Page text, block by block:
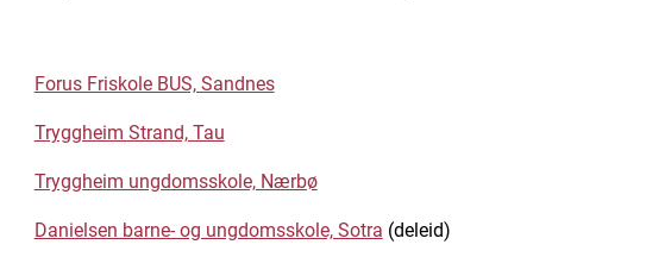
Forus Friskole BUS, Sandnes
Tryggheim Strand, Tau
Tryggheim ungdomsskole, Nærbø
Danielsen barne- og ungdomsskole, Sotra (deleid)